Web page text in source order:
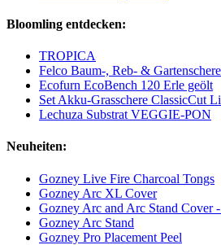
Bloomling entdecken:
TROPICA
Felco Baum-, Reb- & Gartenschere
Ecofurn EcoBench 120 Erle geölt
Set Akku-Grasschere ClassicCut
Lechuza Substrat VEGGIE-PON
Neuheiten:
Gozney Live Fire Charcoal Tongs
Gozney Arc XL Cover
Gozney Arc and Arc Stand Cover
Gozney Arc Stand
Gozney Pro Placement Peel